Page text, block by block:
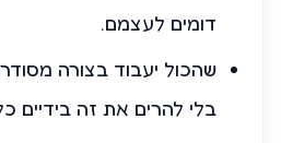
דומים לעצמם.
שהכול יעבוד בצורה
בלי להרים את זה בידיים